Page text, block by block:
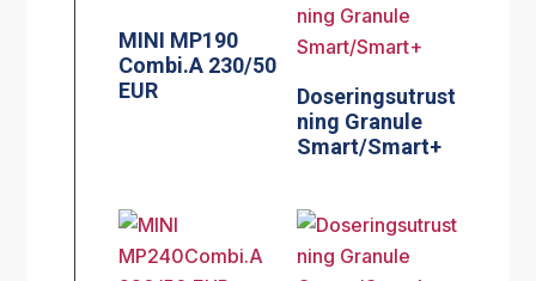
MINI MP190
Combi.A 230/50
EUR
Doseringsutrust
ning Granule
Smart/Smart+